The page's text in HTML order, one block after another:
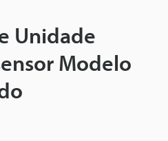
Unidade
Modelo